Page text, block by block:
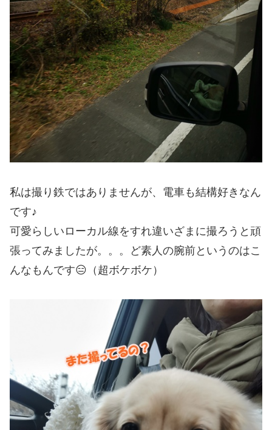
私は撮り鉄ではありませんが、電車も結構好きなん
です♪
可愛らしいローカル線をすれ違いざまに撮ろうと頑
張ってみましたが。。。ど素人の腕前というのはこ
んなもんです😑（超ボケボケ）